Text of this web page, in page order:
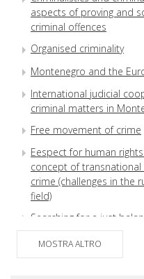
aspects of proving and
criminal offences
Organised criminality
Montenegro and the
International judicial
criminal matters in
Free movement of crime
Eespect for human
concept of transnational
crime (challenges in the
field)
Searching for a just
MOSTRA ALTRO